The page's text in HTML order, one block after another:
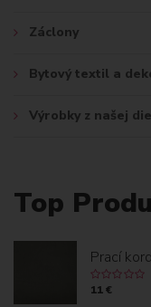
Záclony
Bytový textil a
Výrobky z našej
Top
Prací
11 €